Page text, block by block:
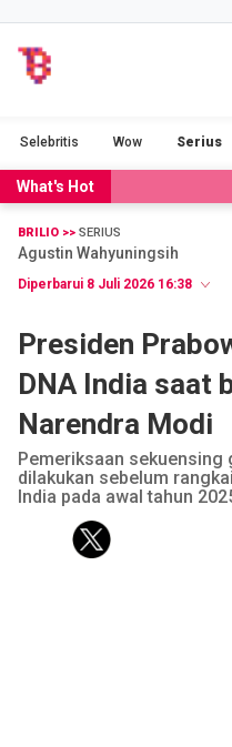
Selebritis Wow Serius
CINTA
OLAHRAGA
SERIUS
VIDEO
What's Hot
BRILIO >> SERIUS
Agustin Wahyuningsih
Diperbarui 8 Juli 2026 16:38
Presiden
DNA India saat
Narendra Modi
Pemeriksaan sekuensing
dilakukan sebelum
India pada awal tahun